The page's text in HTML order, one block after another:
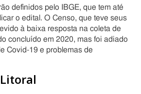
definidos pelo IBGE, que tem até
o edital. O Censo, que teve seus
à baixa resposta na coleta de
concluído em 2020, mas foi adiado
Covid-19 e problemas de